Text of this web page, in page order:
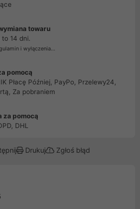
towaru
14 dni.
i wyłączenia...
pomocą
Płacę Później, PayPo, Przelewy24,
Za pobraniem
za pomocą
DHL
Drukuj Zgłoś błąd